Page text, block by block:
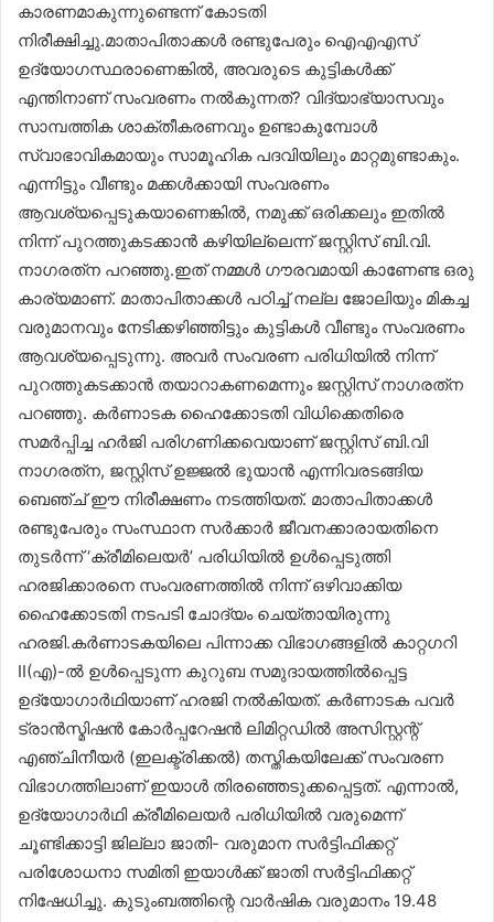
കാരണമാകുന്നുണ്ടെന്ന് കോടതി
നിരീക്ഷിച്ചു.മാതാപിതാക്കൾ രണ്ടുപേരും ഐഎഎസ്
ഉദ്യോഗസ്ഥരാണെങ്കിൽ, അവരുടെ കുട്ടികൾക്ക്
എന്തിനാണ് സംവരണം നൽകുന്നത്? വിദ്യാഭ്യാസവും
സാമ്പത്തിക ശാക്തീകരണവും ഉണ്ടാകുമ്പോൾ
സ്വാഭാവികമായും സാമൂഹിക പദവിയിലും മാറ്റമുണ്ടാകും.
എന്നിട്ടും വീണ്ടും മക്കൾക്കായി സംവരണം
ആവശ്യപ്പെടുകയാണെങ്കിൽ, നമുക്ക് ഒരിക്കലും ഇതിൽ
നിന്ന് പുറത്തുകടക്കാൻ കഴിയില്ലെന്ന് ജസ്റ്റിസ് ബി.വി.
നാഗരത്‌ന പറഞ്ഞു.ഇത് നമ്മൾ ഗൗരവമായി കാണേണ്ട ഒരു
കാര്യമാണ്. മാതാപിതാക്കൾ പഠിച്ച് നല്ല ജോലിയും മികച്ച
വരുമാനവും നേടിക്കഴിഞ്ഞിട്ടും കുട്ടികൾ വീണ്ടും സംവരണം
ആവശ്യപ്പെടുന്നു. അവർ സംവരണ പരിധിയിൽ നിന്ന്
പുറത്തുകടക്കാൻ തയാറാകണമെന്നും ജസ്റ്റിസ് നാഗരത്‌ന
പറഞ്ഞു. കർണാടക ഹൈക്കോടതി വിധിക്കെതിരെ
സമർപ്പിച്ച ഹർജി പരിഗണിക്കവെയാണ് ജസ്റ്റിസ് ബി.വി
നാഗരത്‌ന, ജസ്റ്റിസ് ഉജ്ജൽ ഭുയാൻ എന്നിവരടങ്ങിയ
ബെഞ്ച് ഈ നിരീക്ഷണം നടത്തിയത്. മാതാപിതാക്കൾ
രണ്ടുപേരും സംസ്ഥാന സർക്കാർ ജീവനക്കാരായതിനെ
തുടർന്ന് ‘ക്രീമിലെയർ’ പരിധിയിൽ ഉൾപ്പെടുത്തി
ഹരജിക്കാരനെ സംവരണത്തിൽ നിന്ന് ഒഴിവാക്കിയ
ഹൈക്കോടതി നടപടി ചോദ്യം ചെയ്തായിരുന്നു
ഹരജി.കർണാടകയിലെ പിന്നാക്ക വിഭാഗങ്ങളിൽ കാറ്റഗറി
II(എ)-ൽ ഉൾപ്പെടുന്ന കുറുബ സമുദായത്തിൽപ്പെട്ട
ഉദ്യോഗാർഥിയാണ് ഹരജി നൽകിയത്. കർണാടക പവർ
ട്രാൻസ്മിഷൻ കോർപ്പറേഷൻ ലിമിറ്റഡിൽ അസിസ്റ്റന്റ്
എഞ്ചിനീയർ (ഇലക്ട്രിക്കൽ) തസ്തികയിലേക്ക് സംവരണ
വിഭാഗത്തിലാണ് ഇയാൾ തിരഞ്ഞെടുക്കപ്പെട്ടത്. എന്നാൽ,
ഉദ്യോഗാർഥി ക്രീമിലെയർ പരിധിയിൽ വരുമെന്ന്
ചൂണ്ടിക്കാട്ടി ജില്ലാ ജാതി- വരുമാന സർട്ടിഫിക്കറ്റ്
പരിശോധനാ സമിതി ഇയാൾക്ക് ജാതി സർട്ടിഫിക്കറ്റ്
നിഷേധിച്ചു. കുടുംബത്തിന്റെ വാർഷിക വരുമാനം 19.48